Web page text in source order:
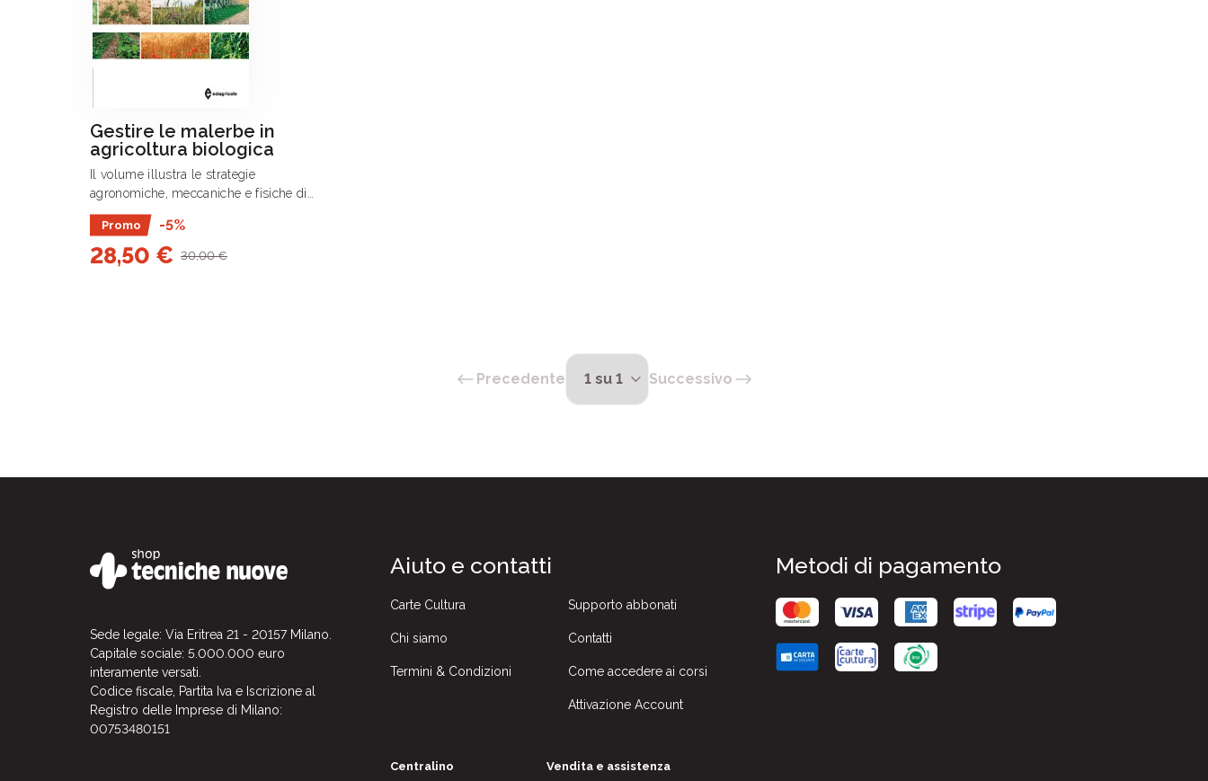
Gestire le malerbe in
agricoltura biologica
Il volume illustra le strategie
agronomiche, meccaniche e fisiche di
gestione delle malerbe in un’ottica di
agricoltura biologica ma pienamente
utilizzabili anche in agricoltura .
Promo -5%
28,50 € 30,00 €
Precedente Successivo
Sede legale: Via Eritrea 21 - 20157 Milano.
Capitale sociale: 5.000.000 euro
interamente versati.
Codice fiscale, Partita Iva e Iscrizione al
Registro delle Imprese di Milano:
00753480151
Aiuto e contatti
Carte Cultura
Chi siamo
Termini & Condizioni
Supporto abbonati
Contatti
Come accedere ai corsi
Attivazione Account
Centralino Vendita e assistenza
Metodi di pagamento